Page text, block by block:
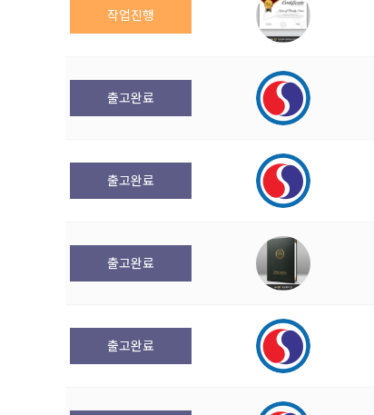
작업진행
출고완료
출고완료
출고완료
출고완료